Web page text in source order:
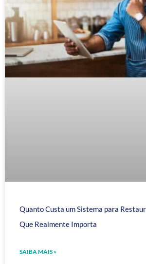
Quanto Custa um Sistema para
Que Realmente Importa
SAIBA MAIS »